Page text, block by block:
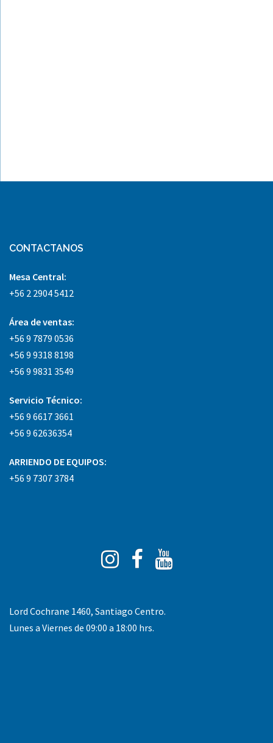
CONTACTANOS
Mesa Central:
+56 2 2904 5412
Área de ventas:
+56 9 7879 0536
+56 9 9318 8198
+56 9 9831 3549
Servicio Técnico:
+56 9 6617 3661
+56 9 62636354
ARRIENDO DE EQUIPOS:
+56 9 7307 3784
Instagram
Facebook
Tube
Lord Cochrane 1460, Santiago Centro.
Lunes a Viernes de 09:00 a 18:00 hrs.